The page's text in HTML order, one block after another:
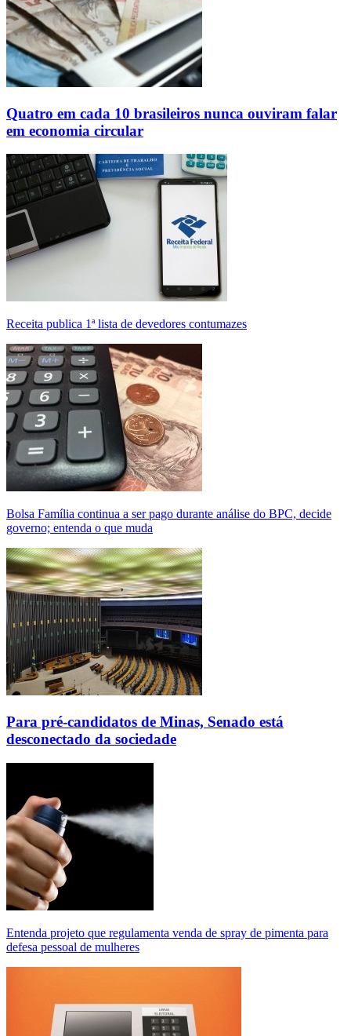
Quatro em cada 10 brasileiros nunca ouviram falar
em economia circular
Receita publica 1ª lista de devedores contumazes
Bolsa Família continua a ser pago durante análise do BPC, decide
governo; entenda o que muda
Para pré-candidatos de Minas, Senado está
desconectado da sociedade
Entenda projeto que regulamenta venda de spray de pimenta para
defesa pessoal de mulheres